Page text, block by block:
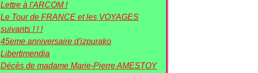
Lettre à l'ARCOM !
Le Tour de FRANCE et les VOYAGES
suivants ! ! !
45eme anniversaire d'izpurako
Libertimendia
Décès de madame Marie-Pierre AMESTOY